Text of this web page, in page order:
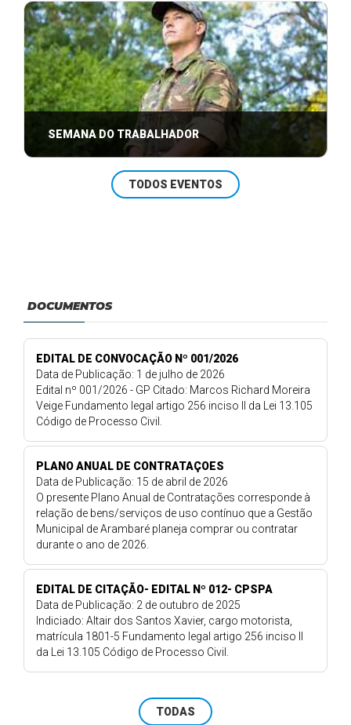
SEMANA DO TRABALHADOR
Venha participar tas festividades relativas ao Dia do
TODOS EVENTOS
DOCUMENTOS
EDITAL DE CONVOCAÇÃO Nº 001/2026
Data de Publicação: 1 de julho de 2026
Edital nº 001/2026 - GP Citado: Marcos Richard Moreira
Veige Fundamento legal artigo 256 inciso II da Lei 13.105
Código de Processo Civil.
PLANO ANUAL DE CONTRATAÇOES
Data de Publicação: 15 de abril de 2026
O presente Plano Anual de Contratações corresponde à
relação de bens/serviços de uso contínuo que a Gestão
Municipal de Arambaré planeja comprar ou contratar
durante o ano de 2026.
EDITAL DE CITAÇÃO- EDITAL Nº 012- CPSPA
Data de Publicação: 2 de outubro de 2025
Indiciado: Altair dos Santos Xavier, cargo motorista,
matrícula 1801-5 Fundamento legal artigo 256 inciso II
da Lei 13.105 Código de Processo Civil.
TODAS